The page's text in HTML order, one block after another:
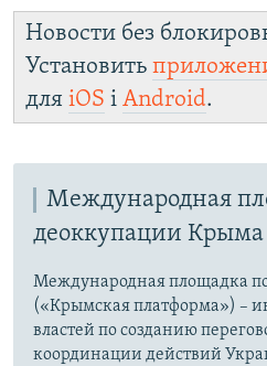
Новости без
Установить
для iOS і Android.
Международная
деоккупации Крыма
Международная площадка
(«Крымская платформа») –
властей по созданию
координации действий